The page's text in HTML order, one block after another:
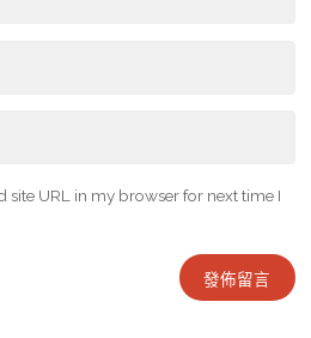
site URL in my browser for next time I